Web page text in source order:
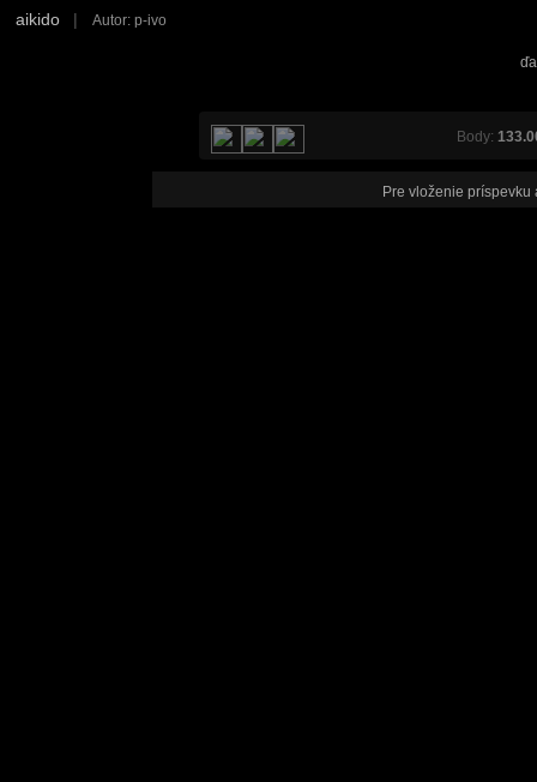
aikido | Autor: p-ivo
Body:
Pre vloženie